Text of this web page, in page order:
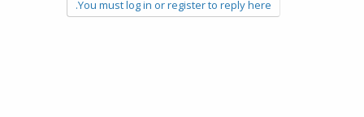
You must log in or register to reply here.